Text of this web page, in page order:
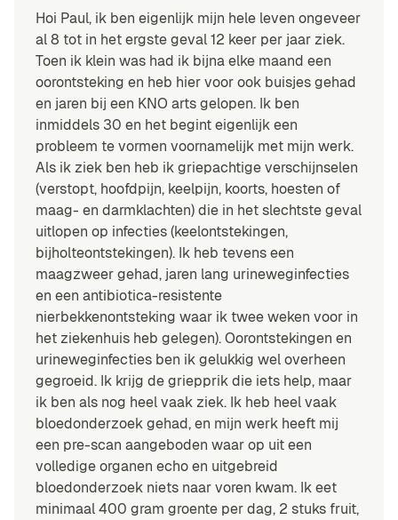
Hoi Paul, ik ben eigenlijk mijn hele leven ongeveer
al 8 tot in het ergste geval 12 keer per jaar ziek.
Toen ik klein was had ik bijna elke maand een
oorontsteking en heb hier voor ook buisjes gehad
en jaren bij een KNO arts gelopen. Ik ben
inmiddels 30 en het begint eigenlijk een
probleem te vormen voornamelijk met mijn werk.
Als ik ziek ben heb ik griepachtige verschijnselen
(verstopt, hoofdpijn, keelpijn, koorts, hoesten of
maag- en darmklachten) die in het slechtste geval
uitlopen op infecties (keelontstekingen,
bijholteontstekingen). Ik heb tevens een
maagzweer gehad, jaren lang urineweginfecties
en een antibiotica-resistente
nierbekkenontsteking waar ik twee weken voor in
het ziekenhuis heb gelegen). Oorontstekingen en
urineweginfecties ben ik gelukkig wel overheen
gegroeid. Ik krijg de griepprik die iets help, maar
ik ben als nog heel vaak ziek. Ik heb heel vaak
bloedonderzoek gehad, en mijn werk heeft mij
een pre-scan aangeboden waar op uit een
volledige organen echo en uitgebreid
bloedonderzoek niets naar voren kwam. Ik eet
minimaal 400 gram groente per dag, 2 stuks fruit,